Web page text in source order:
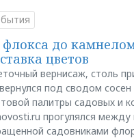
флокса до
цветов
вернисаж, столь
под сводом
палитры садовых и
прогулялся
садовниками